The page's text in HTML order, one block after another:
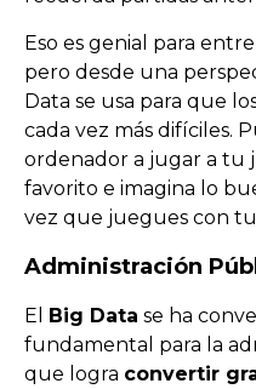
Eso es genial para
pero desde una
Data se usa para que
cada vez más difíciles.
ordenador a jugar a tu
favorito e imagina lo
vez que juegues con
Administración
El Big Data se ha
fundamental para la
que logra convertir